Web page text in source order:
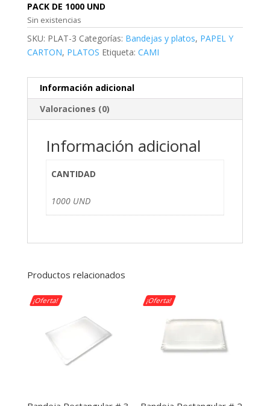
PACK DE 1000 UND
Sin existencias
SKU: PLAT-3 Categorías: Bandejas y platos, PAPEL Y
CARTON, PLATOS Etiqueta: CAMI
Información adicional
Valoraciones (0)
Información adicional
CANTIDAD
1000 UND
Productos relacionados
¡Oferta! ¡Oferta!